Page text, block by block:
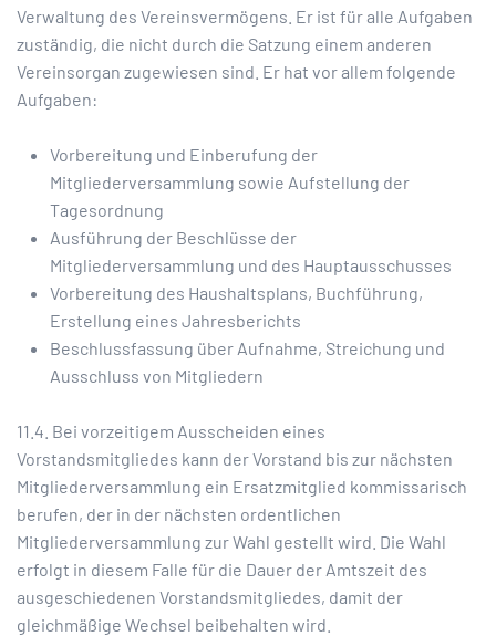
Verwaltung des Vereinsvermögens. Er ist für alle Aufgaben
zuständig, die nicht durch die Satzung einem anderen
Vereinsorgan zugewiesen sind. Er hat vor allem folgende
Aufgaben:
Vorbereitung und Einberufung der
Mitgliederversammlung sowie Aufstellung der
Tagesordnung
Ausführung der Beschlüsse der
Mitgliederversammlung und des Hauptausschusses
Vorbereitung des Haushaltsplans, Buchführung,
Erstellung eines Jahresberichts
Beschlussfassung über Aufnahme, Streichung und
Ausschluss von Mitgliedern
11.4. Bei vorzeitigem Ausscheiden eines
Vorstandsmitgliedes kann der Vorstand bis zur nächsten
Mitgliederversammlung ein Ersatzmitglied kommissarisch
berufen, der in der nächsten ordentlichen
Mitgliederversammlung zur Wahl gestellt wird. Die Wahl
erfolgt in diesem Falle für die Dauer der Amtszeit des
ausgeschiedenen Vorstandsmitgliedes, damit der
gleichmäßige Wechsel beibehalten wird.